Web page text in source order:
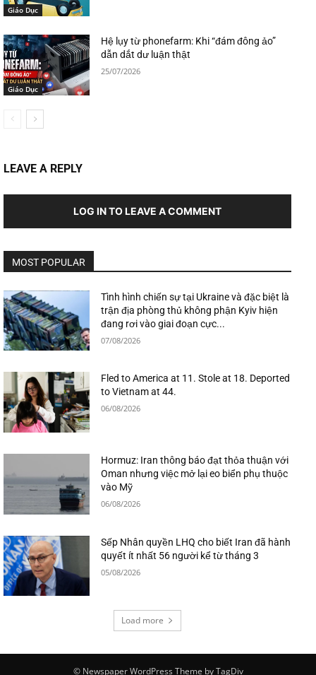
Giáo Dục
Giáo Dục
Hệ lụy từ phonefarm: Khi “đám đông ảo”
dẫn dắt dư luận thật
25/07/2026
LEAVE A REPLY
LOG IN TO LEAVE A COMMENT
MOST POPULAR
Tình hình chiến sự tại Ukraine và đặc biệt là
trận địa phòng thủ không phận Kyiv hiện
đang rơi vào giai đoạn cực...
07/08/2026
Fled to America at 11. Stole at 18. Deported
to Vietnam at 44.
06/08/2026
Hormuz: Iran thông báo đạt thỏa thuận với
Oman nhưng việc mở lại eo biển phụ thuộc
vào Mỹ
06/08/2026
Sếp Nhân quyền LHQ cho biết Iran đã hành
quyết ít nhất 56 người kể từ tháng 3
05/08/2026
Load more
© Newspaper WordPress Theme by TagDiv